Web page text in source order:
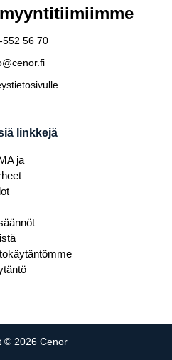
552 56 70
linkkejä
ja
© 2026 Cenor